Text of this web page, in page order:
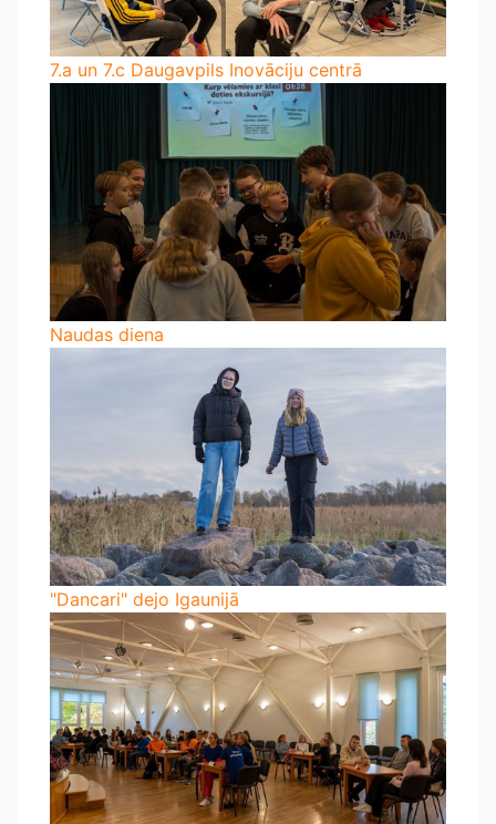
7.a un 7.c Daugavpils Inovāciju centrā
Naudas diena
"Dancari" dejo Igaunijā